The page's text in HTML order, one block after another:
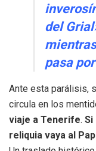
del
pasa
Ante esta parálisis,
circula en los
viaje a Tenerife. Si
reliquia vaya al